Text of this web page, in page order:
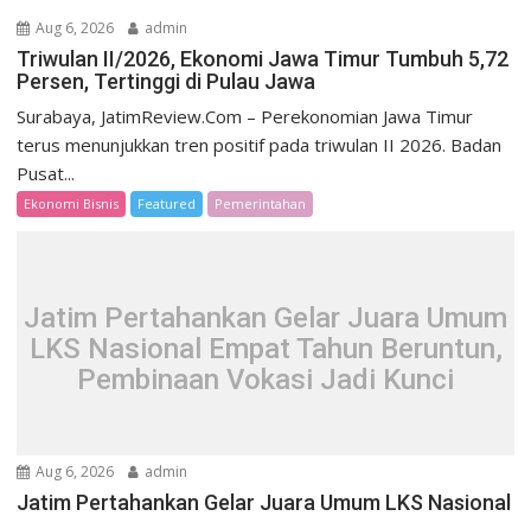
Aug 6, 2026 admin
Triwulan II/2026, Ekonomi Jawa Timur Tumbuh 5,72
Persen, Tertinggi di Pulau Jawa
Surabaya, JatimReview.Com – Perekonomian Jawa Timur
terus menunjukkan tren positif pada triwulan II 2026. Badan
Pusat...
Ekonomi Bisnis Featured Pemerintahan
Jatim Pertahankan Gelar Juara Umum
LKS Nasional Empat Tahun Beruntun,
Pembinaan Vokasi Jadi Kunci
Aug 6, 2026 admin
Jatim Pertahankan Gelar Juara Umum LKS Nasional